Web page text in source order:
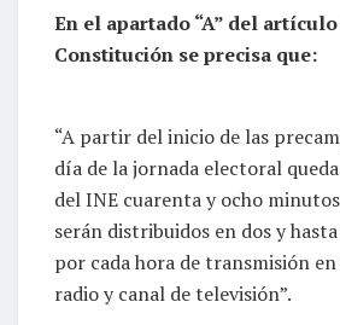
En el apartado “A” del
Constitución se precisa que:
“A partir del inicio de las
día de la jornada electoral
del INE cuarenta y ocho
serán distribuidos en dos y
por cada hora de transmisión
radio y canal de televisión”.